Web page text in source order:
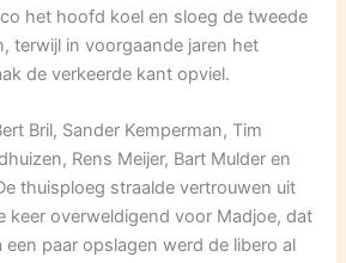
het hoofd koel en sloeg de tweede
terwijl in voorgaande jaren het
de verkeerde kant opviel.
Bril, Sander Kemperman, Tim
Rens Meijer, Bart Mulder en
thuisploeg straalde vertrouwen uit
keer overweldigend voor Madjoe, dat
een paar opslagen werd de libero al